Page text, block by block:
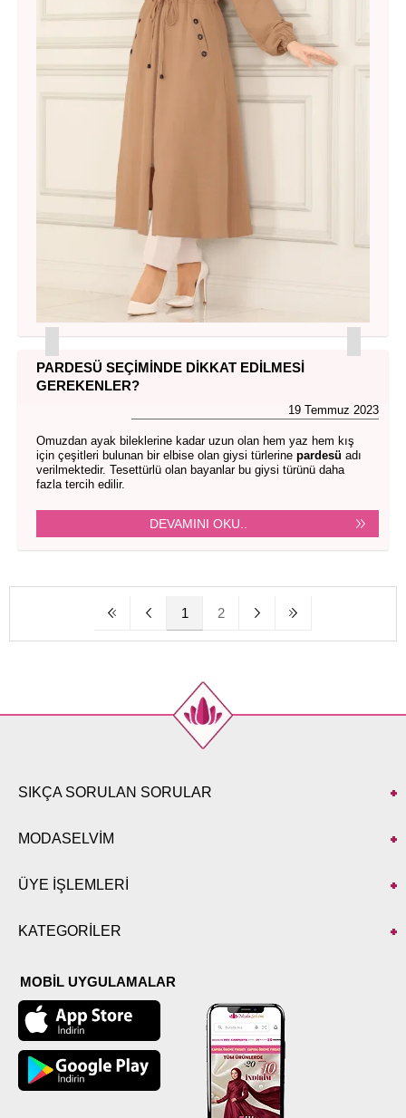
PARDESÜ SEÇIMINDE DIKKAT EDILMESI
GEREKENLER?
19 Temmuz 2023
Omuzdan ayak bileklerine kadar uzun olan hem yaz hem kış
için çeşitleri bulunan bir elbise olan giysi türlerine pardesü adı
verilmektedir. Tesettürlü olan bayanlar bu giysi türünü daha
fazla tercih edilir.
DEVAMINI OKU..
1 2
SIKÇA SORULAN SORULAR
MODASELVİM
ÜYE İŞLEMLERİ
KATEGORİLER
MOBİL UYGULAMALAR